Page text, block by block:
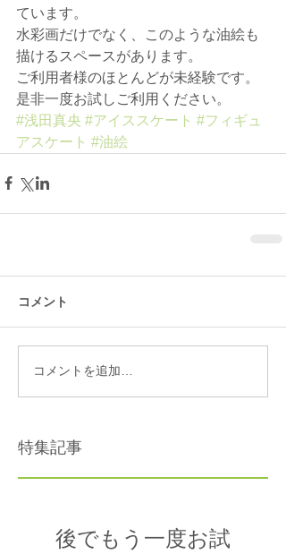
ています。
水彩画だけでなく、このような油絵も
描けるスペースがあります。
ご利用者様のほとんどが未経験です。
是非一度お試しご利用ください。
#浅田真央 #アイススケート #フィギュ
アスケート #油絵
コメント
コメントを追加…
特集記事
後でもう一度お試